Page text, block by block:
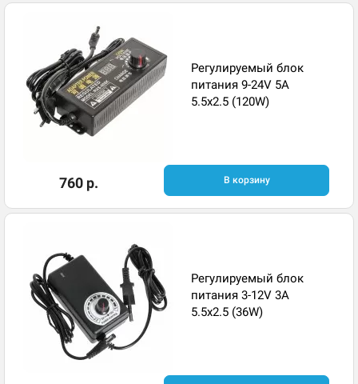
Регулируемый блок
питания 9-24V 5A
5.5x2.5 (120W)
760 р. В корзину
Регулируемый блок
питания 3-12V 3A
5.5x2.5 (36W)